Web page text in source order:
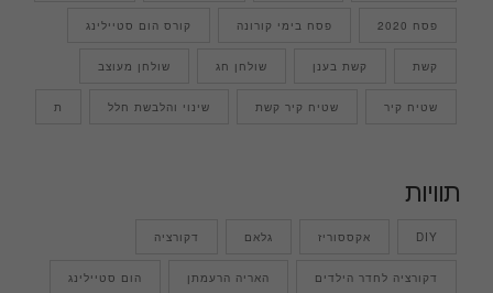
פסח 2020 פסח בימי קורונה קורס הום סטיילינג
קשת קשת בענן שולחן חג שולחן מעוצב
שטיח קיר שטיח קיר קשת שינוי והלבשת חלל ת
תוויות
DIY אקססוריז גלאם דקורציה
דקורציה לחדר הילדים האריה הרעמתן הום סטיילינג